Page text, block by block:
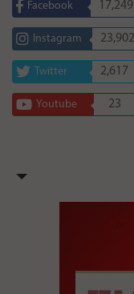
Facebook 17,249
Instagram 23,902
Twitter 2,617
Youtube 23